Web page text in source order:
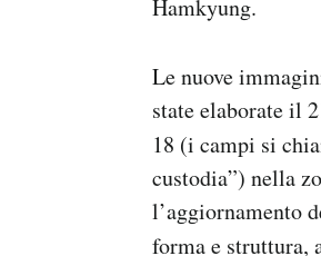
Hamkyung.
Le nuove
state elaborate il
18 (i campi si
custodia”) nella
l’aggiornamento
forma e struttura,